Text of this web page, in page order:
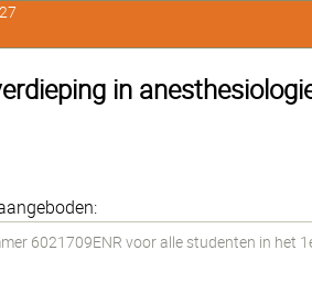
in
6021709ENR voor alle studenten in het